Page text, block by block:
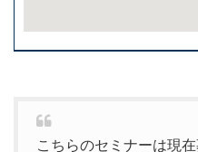
こちらのセミナーは現